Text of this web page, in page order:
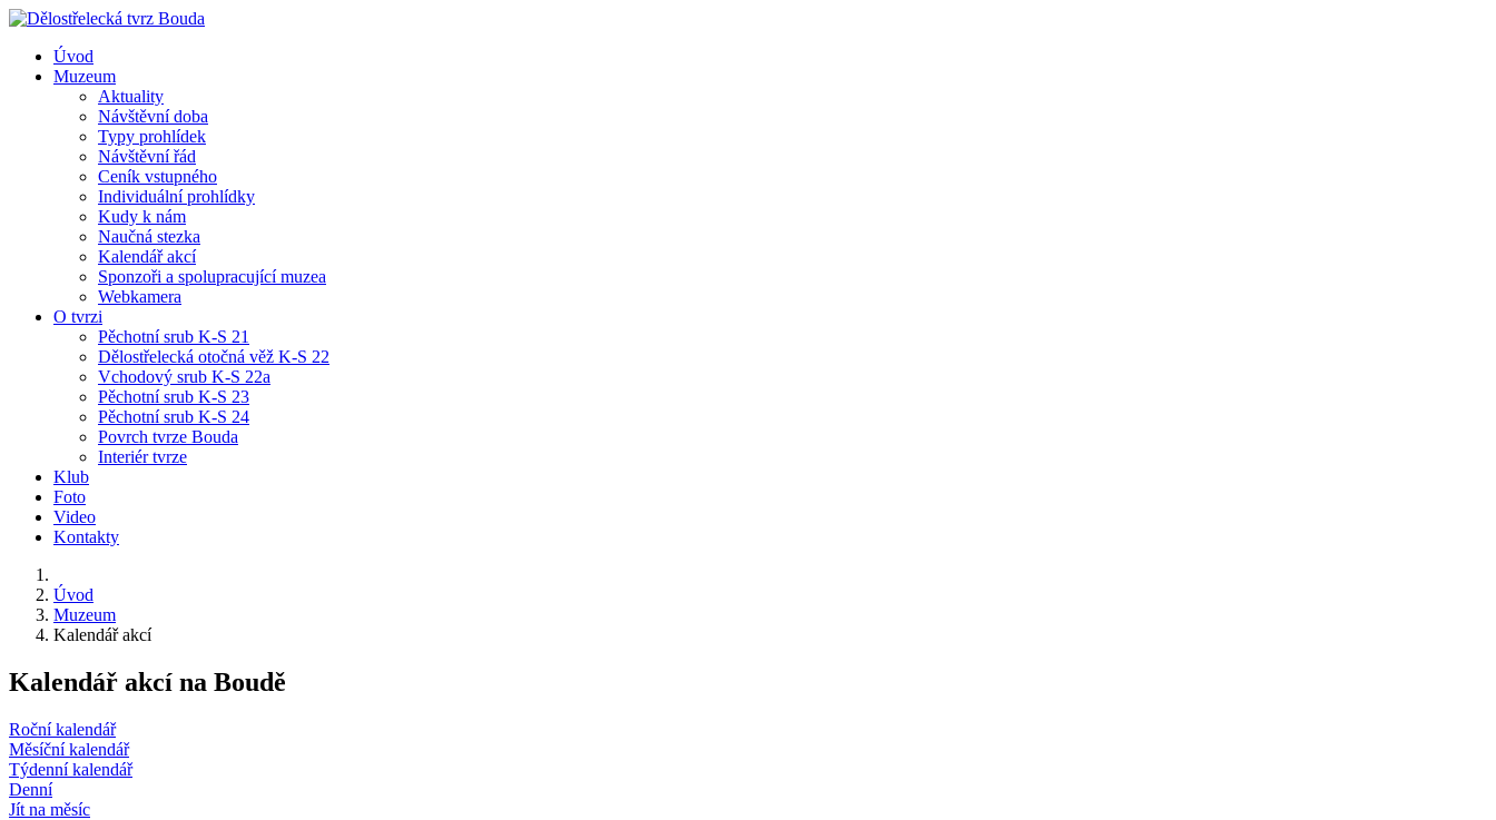
Úvod
Muzeum
Aktuality
Návštěvní doba
Typy prohlídek
Návštěvní řád
Ceník vstupného
Individuální prohlídky
Kudy k nám
Naučná stezka
Kalendář akcí
Sponzoři a spolupracující muzea
Webkamera
O tvrzi
Pěchotní srub K-S 21
Dělostřelecká otočná věž K-S 22
Vchodový srub K-S 22a
Pěchotní srub K-S 23
Pěchotní srub K-S 24
Povrch tvrze Bouda
Interiér tvrze
Klub
Foto
Video
Kontakty
Úvod
Muzeum
Kalendář akcí
Kalendář akcí na Boudě
Roční kalendář
Měsíční kalendář
Týdenní kalendář
Denní
Jít na měsíc